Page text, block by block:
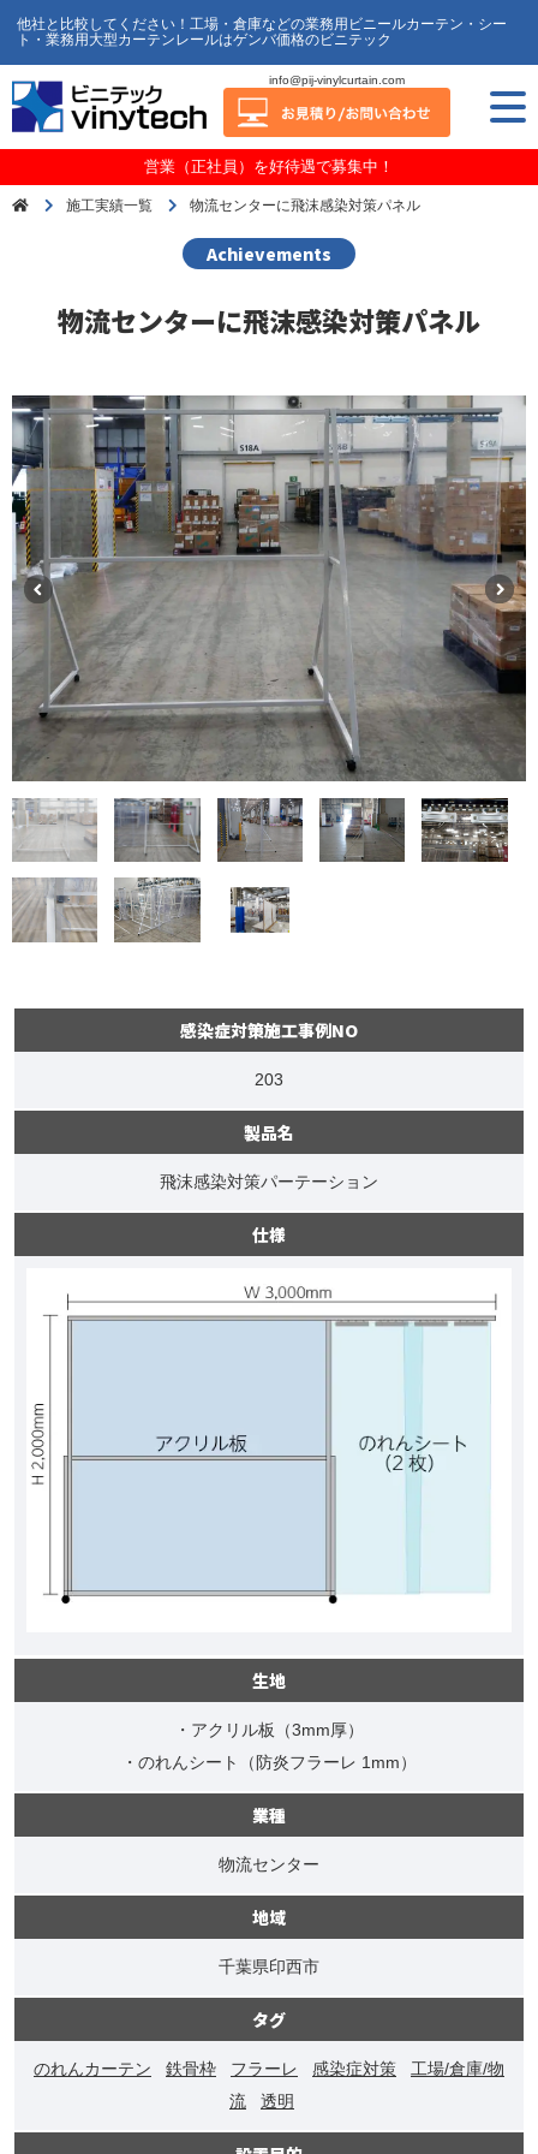
他社と比較してください！工場・倉庫などの業務用ビニールカーテン・シー
ト・業務用大型カーテンレールはゲンバ価格のビニテック
info@pij-vinylcurtain.com
営業（正社員）を好待遇で募集中！
施工実績一覧 物流センターに飛沫感染対策パネル
Achievements
物流センターに飛沫感染対策パネル
感染症対策施工事例NO
203
製品名
飛沫感染対策パーテーション
仕様
生地
・アクリル板（3mm厚）
・のれんシート（防炎フラーレ 1mm）
業種
物流センター
地域
千葉県印西市
タグ
のれんカーテン 鉄骨枠 フラーレ 感染症対策
工場/倉庫/物
流
透明